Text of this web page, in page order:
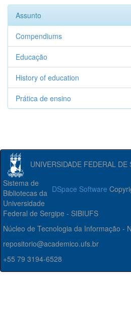
Assunto
Compendiums
Educação
History of education
Prática de ensino
UNIVERSIDADE FEDERAL DE
DSpace Software
Sistema de
Bibliotecas da
Universidade
Federal de Sergipe - SIBIUFS
Núcleo de Tecnologia da Informação -
repositorio@academico.ufs.br
+55 79 3194-6528